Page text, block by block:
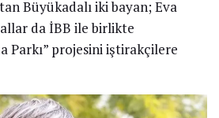
Büyükadalı iki bayan; Eva
da İBB ile birlikte
Parkı” projesini iştirakçilere